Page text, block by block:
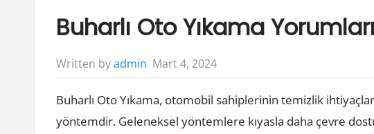
Buharlı Oto Yıkama Yorumları
Written byadmin Mart 4, 2024
Buharlı Oto Yıkama, otomobil sahiplerinin temizlik
yöntemdir. Geleneksel yöntemlere kıyasla daha çevre